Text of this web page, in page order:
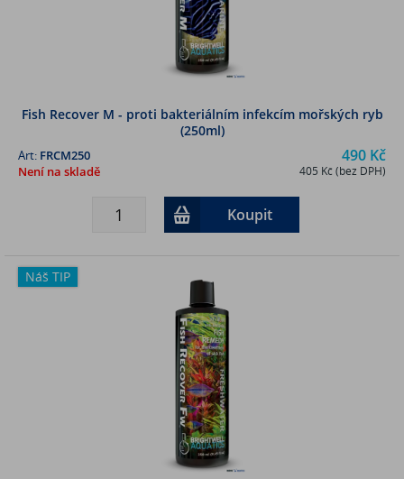
Fish Recover M - proti bakteriálním infekcím mořských ryb
(250ml)
490 Kč
405 Kč (bez DPH)
Art: FRCM250
Není na skladě
Koupit
Náš TIP